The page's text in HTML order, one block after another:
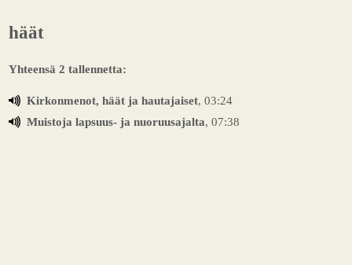
häät
Yhteensä 2 tallennetta:
Kirkonmenot, häät ja hautajaiset, 03:24
Muistoja lapsuus- ja nuoruusajalta, 07:38